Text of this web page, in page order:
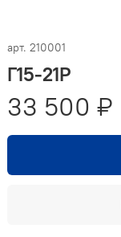
арт. 210001
Г15-21Р
33 500 ₽